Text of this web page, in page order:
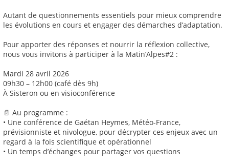
Autant de questionnements essentiels pour mieux comprendre
les évolutions en cours et engager des démarches d’adaptation.
Pour apporter des réponses et nourrir la réflexion collective,
nous vous invitons à participer à la Matin’Alpes#2 :
Mardi 28 avril 2026
09h30 – 12h00 (café dès 9h)
À Sisteron ou en visioconférence
📄 Au programme :
• Une conférence de Gaétan Heymes, Météo-France,
prévisionniste et nivologue, pour décrypter ces enjeux avec un
regard à la fois scientifique et opérationnel
• Un temps d’échanges pour partager vos questions